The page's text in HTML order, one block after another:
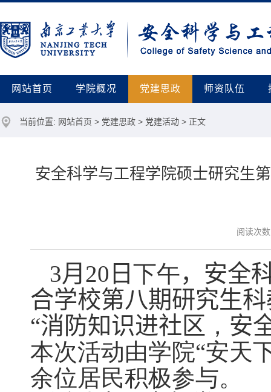
网站首页 学院概况 党建思政 师资队伍
当前位置: 网站首页 > 党建思政 > 党建活动 > 正文
安全科学与工程学院硕士研究生
阅读次
3月20日 下午，安全
合学校第八期研究生
“消防知识进社区 ， 安
本次活动由学院“安天
余位居民积极参与。